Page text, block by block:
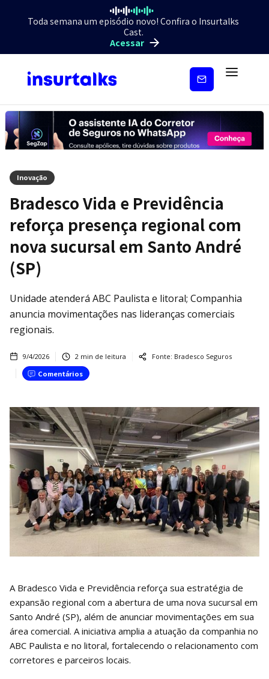
Toda semana um episódio novo! Confira o Insurtalks
Cast.
Acessar
Inscreva-
Inovação
Bradesco Vida e Previdência
reforça presença regional com
nova sucursal em Santo André
(SP)
Unidade atenderá ABC Paulista e litoral; Companhia
anuncia movimentações nas lideranças comerciais
regionais.
9/4/2026 2 min de leitura Fonte: Bradesco Seguros
Comentários
A Bradesco Vida e Previdência reforça sua estratégia de
expansão regional com a abertura de uma nova sucursal em
Santo André (SP), além de anunciar movimentações em sua
área comercial. A iniciativa amplia a atuação da companhia no
ABC Paulista e no litoral, fortalecendo o relacionamento com
corretores e parceiros locais.